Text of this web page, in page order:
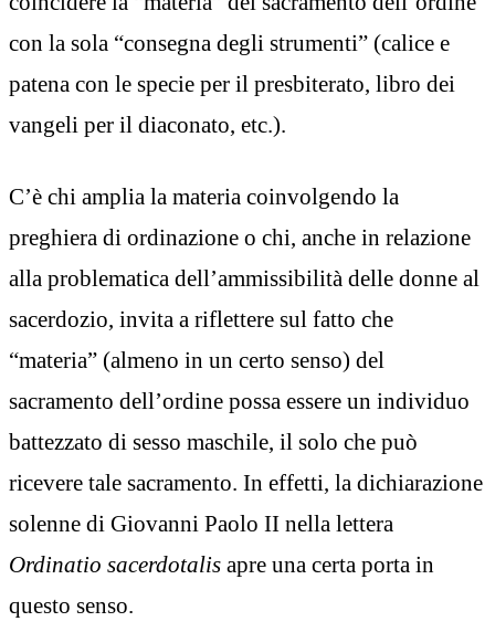
con la sola “consegna degli strumenti” (calice e
patena con le specie per il presbiterato, libro dei
vangeli per il diaconato, etc.).
C’è chi amplia la materia coinvolgendo la
preghiera di ordinazione o chi, anche in relazione
alla problematica dell’ammissibilità delle donne al
sacerdozio, invita a riflettere sul fatto che
“materia” (almeno in un certo senso) del
sacramento dell’ordine possa essere un individuo
battezzato di sesso maschile, il solo che può
ricevere tale sacramento. In effetti, la dichiarazione
solenne di Giovanni Paolo II nella lettera
Ordinatio sacerdotalis apre una certa porta in
questo senso.